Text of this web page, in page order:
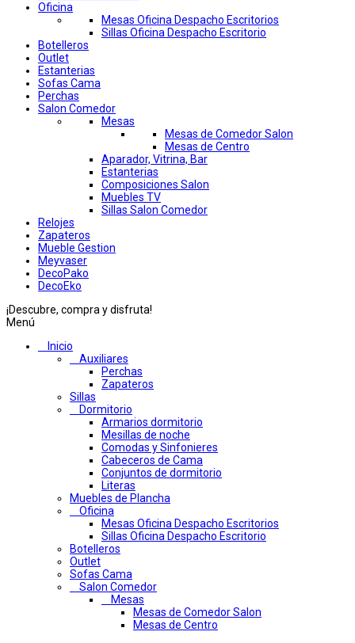
Oficina
Mesas Oficina Despacho Escritorios
Sillas Oficina Despacho Escritorio
Botelleros
Outlet
Estanterias
Sofas Cama
Perchas
Salon Comedor
Mesas
Mesas de Comedor Salon
Mesas de Centro
Aparador, Vitrina, Bar
Estanterias
Composiciones Salon
Muebles TV
Sillas Salon Comedor
Relojes
Zapateros
Mueble Gestion
Meyvaser
DecoPako
DecoEko
¡Descubre, compra y disfruta!
Menú
Inicio
Auxiliares
Perchas
Zapateros
Sillas
Dormitorio
Armarios dormitorio
Mesillas de noche
Comodas y Sinfonieres
Cabeceros de Cama
Conjuntos de dormitorio
Literas
Muebles de Plancha
Oficina
Mesas Oficina Despacho Escritorios
Sillas Oficina Despacho Escritorio
Botelleros
Outlet
Sofas Cama
Salon Comedor
Mesas
Mesas de Comedor Salon
Mesas de Centro